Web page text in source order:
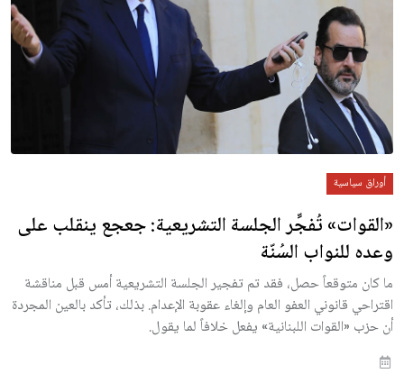
أوراق سياسية
«القوات» تُفجِّر الجلسة التشريعية: جعجع ينقلب على
وعده للنواب السُنّة
ما كان متوقعاً حصل، فقد تم تفجير الجلسة التشريعية أمس قبل مناقشة
اقتراحي قانوني العفو العام وإلغاء عقوبة الإعدام. بذلك، تأكد بالعين المجردة
أن حزب «القوات اللبنانية» يفعل خلافاً لما يقول.